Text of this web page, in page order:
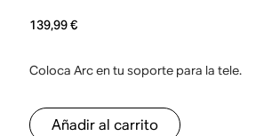
139,99 €
Coloca Arc en tu soporte para la tele.
Añadir al carrito